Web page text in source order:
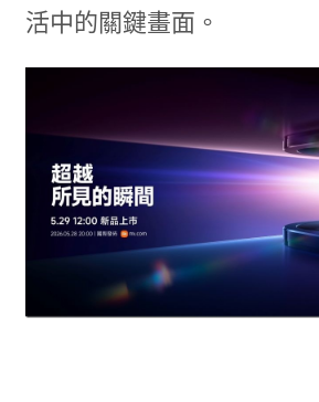
活中的關鍵畫面。